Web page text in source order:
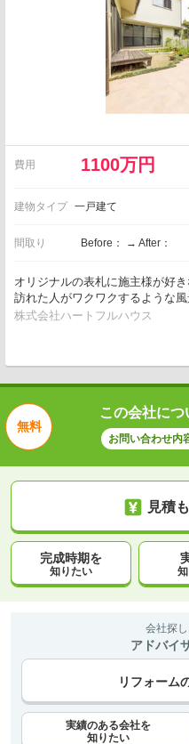
費用 1100万円
建物タイプ 一戸建て
間取り Before： → After：
オリジナルの表札に施主様が好
訪れた人がワクワクするような風
株式会社ハートフルハウス
無料
この会社に
お問い合わせ内
見積
完成時期を
知りたい
会社探
アドバイ
リフォーム
実績のある会社を
知りたい